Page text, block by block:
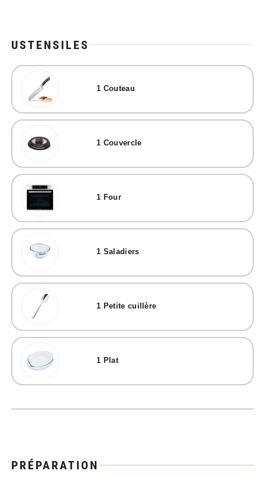
USTENSILES
1 Couteau
1 Couvercle
1 Four
1 Saladiers
1 Petite cuillère
1 Plat
PRÉPARATION